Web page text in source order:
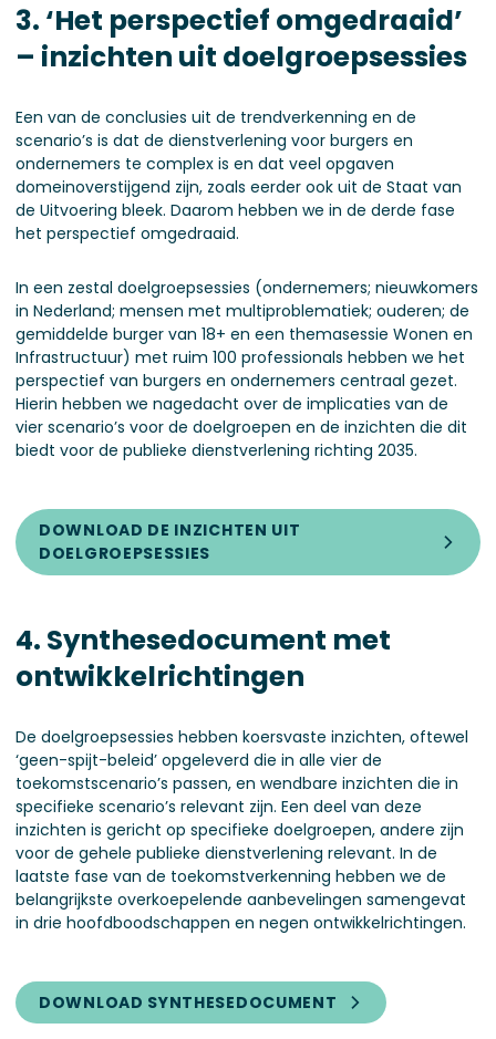
3. ‘Het perspectief omgedraaid’
– inzichten uit doelgroepsessies
Een van de conclusies uit de trendverkenning en de
scenario’s is dat de dienstverlening voor burgers en
ondernemers te complex is en dat veel opgaven
domeinoverstijgend zijn, zoals eerder ook uit de Staat van
de Uitvoering bleek. Daarom hebben we in de derde fase
het perspectief omgedraaid.
In een zestal doelgroepsessies (ondernemers; nieuwkomers
in Nederland; mensen met multiproblematiek; ouderen; de
gemiddelde burger van 18+ en een themasessie Wonen en
Infrastructuur) met ruim 100 professionals hebben we het
perspectief van burgers en ondernemers centraal gezet.
Hierin hebben we nagedacht over de implicaties van de
vier scenario’s voor de doelgroepen en de inzichten die dit
biedt voor de publieke dienstverlening richting 2035.
DOWNLOAD DE INZICHTEN UIT
DOELGROEPSESSIES
4. Synthesedocument met
ontwikkelrichtingen
De doelgroepsessies hebben koersvaste inzichten, oftewel
‘geen-spijt-beleid’ opgeleverd die in alle vier de
toekomstscenario’s passen, en wendbare inzichten die in
specifieke scenario’s relevant zijn. Een deel van deze
inzichten is gericht op specifieke doelgroepen, andere zijn
voor de gehele publieke dienstverlening relevant. In de
laatste fase van de toekomstverkenning hebben we de
belangrijkste overkoepelende aanbevelingen samengevat
in drie hoofdboodschappen en negen ontwikkelrichtingen.
DOWNLOAD SYNTHESEDOCUMENT